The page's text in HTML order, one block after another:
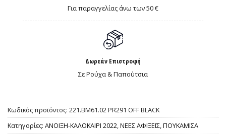
Για παραγγελίας άνω των 50 €
Δωρεάν Επιστροφή
Σε Ρούχα & Παπούτσια
Κωδικός προϊόντος: 221.BM61.02 PR291 OFF BLACK
Κατηγορίες: ΑΝΟΙΞΗ-ΚΑΛΟΚΑΙΡΙ 2022,ΝΕΕΣ ΑΦΙΞΕΙΣ,ΠΟΥΚΑΜΙΣΑ